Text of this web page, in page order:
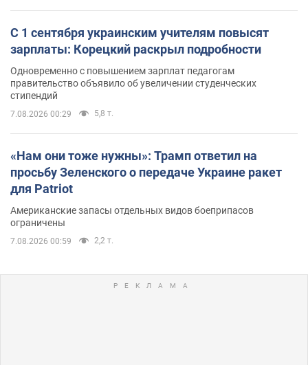
С 1 сентября украинским учителям повысят
зарплаты: Корецкий раскрыл подробности
Одновременно с повышением зарплат педагогам
правительство объявило об увеличении студенческих
стипендий
7.08.2026 00:29 5,8 т.
«Нам они тоже нужны»: Трамп ответил на
просьбу Зеленского о передаче Украине ракет
для Patriot
Американские запасы отдельных видов боеприпасов
ограничены
7.08.2026 00:59 2,2 т.